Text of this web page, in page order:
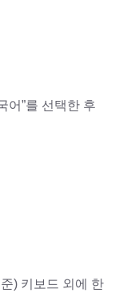
어”를 선택한 후
) 키보드 외에 한